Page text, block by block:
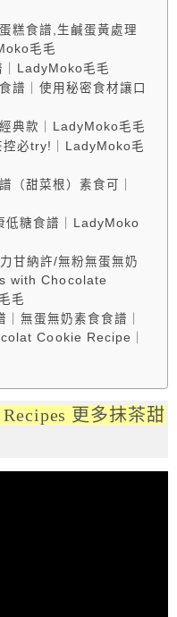
糕食譜,生鹹蛋黃處理
毛毛
｜LadyMoko毛毛
譜｜使用秘密食材讓口
典款｜LadyMoko毛毛
控必try!｜LadyMoko毛
（甜菜根）素食可｜
低糖食譜｜LadyMoko
甘納許/無粉無蛋無奶
with Chocolate
毛
無蛋無奶素食食譜｜
Cookie Recipe｜
更多抹茶甜